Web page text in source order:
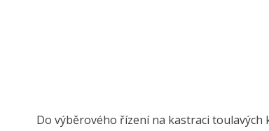
Do výběrového řízení na kastraci